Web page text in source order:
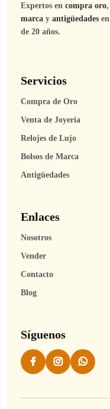
Expertos en compra oro,
marca y antigüedades
de 20 años.
Servicios
Compra de Oro
Venta de Joyería
Relojes de Lujo
Bolsos de Marca
Antigüedades
Enlaces
Nosotros
Vender
Contacto
Blog
Síguenos